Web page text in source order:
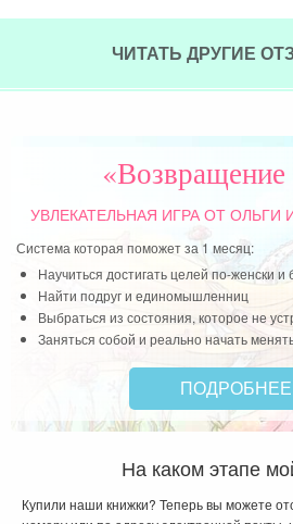
ЧИТАТЬ ДРУГИЕ
«Возвращение
УВЛЕКАТЕЛЬНАЯ ИГРАОТ ОЛЬГИ
Система которая поможет за 1 месяц:
Научиться достигать целей по-женски и
Найти подруг и единомышленниц
Выбраться из состояния, которое не
Заняться собой и реально начать
ПОДРОБНЕЕ
На каком этапе
Купили наши книжки? Теперь вы можете